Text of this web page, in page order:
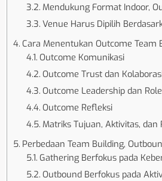
Mendukung Format Indoor,
Venue Harus Dipilih
Cara Menentukan Outcome Team
Outcome Komunikasi
Outcome Trust dan
Outcome Leadership dan
Outcome Refleksi
Matriks Tujuan, Aktivitas, dan
Perbedaan Team Building,
Gathering Berfokus pada
Outbound Berfokus pada